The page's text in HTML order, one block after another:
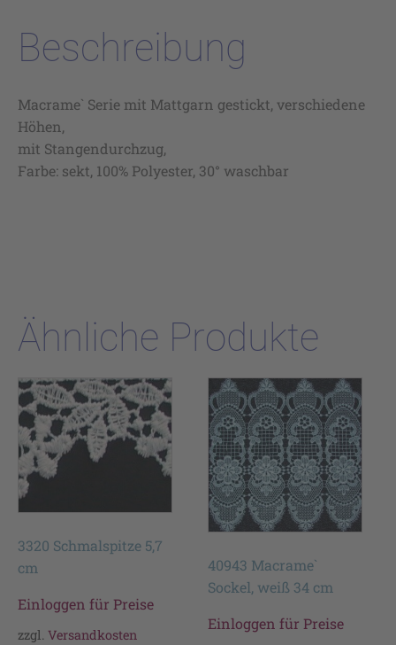
Beschreibung
Macrame` Serie mit Mattgarn gestickt, verschiedene
Höhen,
mit Stangendurchzug,
Farbe: sekt, 100% Polyester, 30° waschbar
Ähnliche Produkte
3320 Schmalspitze 5,7
cm
Einloggen für Preise
zzgl. Versandkosten
40943 Macrame`
Sockel, weiß 34 cm
Einloggen für Preise